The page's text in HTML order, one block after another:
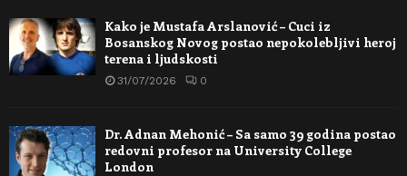
Kako je Mustafa Arslanović – Cuci iz
Bosanskog Novog postao nepokolebljivi heroj
terena i ljudskosti
31/07/2026 0
Dr. Adnan Mehonić – Sa samo 39 godina postao
redovni profesor na University College
London